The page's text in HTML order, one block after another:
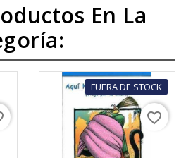
En La
FUERA DE STOCK
favorite_border